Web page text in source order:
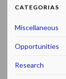
CATEGORIAS
Miscellaneous
Opportunities
Research